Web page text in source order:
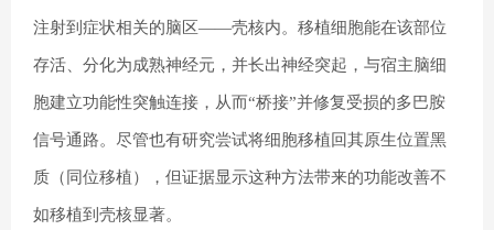
注射到症状相关的脑区——壳核内。移植细胞能在该部位
存活、分化为成熟神经元，并长出神经突起，与宿主脑细
胞建立功能性突触连接，从而“桥接”并修复受损的多巴胺
信号通路。尽管也有研究尝试将细胞移植回其原生位置黑
质（同位移植），但证据显示这种方法带来的功能改善不
如移植到壳核显著。